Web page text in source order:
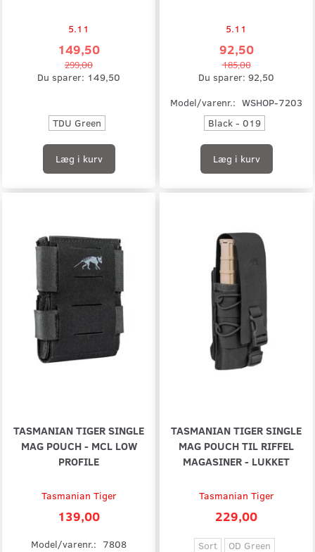
5.11
149,50
299,00
Du sparer: 149,50
TDU Green
Læg i kurv
5.11
92,50
185,00
Du sparer: 92,50
Model/varenr.: WSHOP-7203
Black - 019
Læg i kurv
TASMANIAN TIGER SINGLE
MAG POUCH - MCL LOW
PROFILE
Tasmanian Tiger
139,00
Model/varenr.: 7808
TASMANIAN TIGER SINGLE
MAG POUCH TIL RIFFEL
MAGASINER - LUKKET
Tasmanian Tiger
229,00
Sort
OD Green